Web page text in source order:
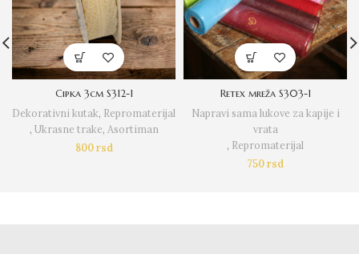
Cipka 3cm S312-1
Dekorativni kutak, Repromaterijal
, Ukrasne trake, Asortiman
800rsd
Retex mreža S303-1
Napravi sama lukove za kapije i
vrata
, Repromaterijal
750rsd